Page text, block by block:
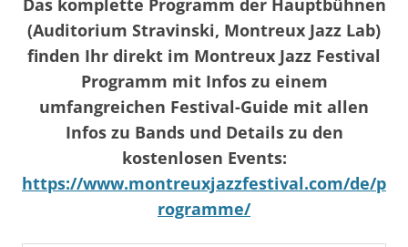
Das komplette Programm der Hauptbühnen
(Auditorium Stravinski, Montreux Jazz Lab)
finden Ihr direkt im Montreux Jazz Festival
Programm mit Infos zu einem
umfangreichen Festival-Guide mit allen
Infos zu Bands und Details zu den
kostenlosen Events:
https://www.montreuxjazzfestival.com/de/p
rogramme/